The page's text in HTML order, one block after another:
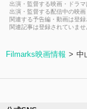
出演・監督する映画・ドラマ
出演・監督する配信中の映画
関連する予告編・動画は登録
関連記事は登録されていませ
Filmarks映画情報 中